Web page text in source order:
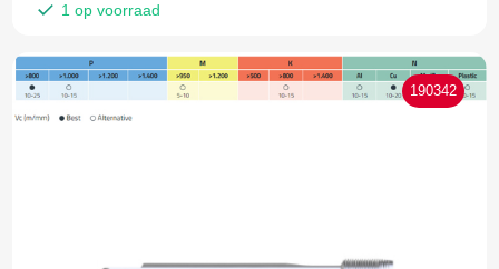
1 op voorraad
190342